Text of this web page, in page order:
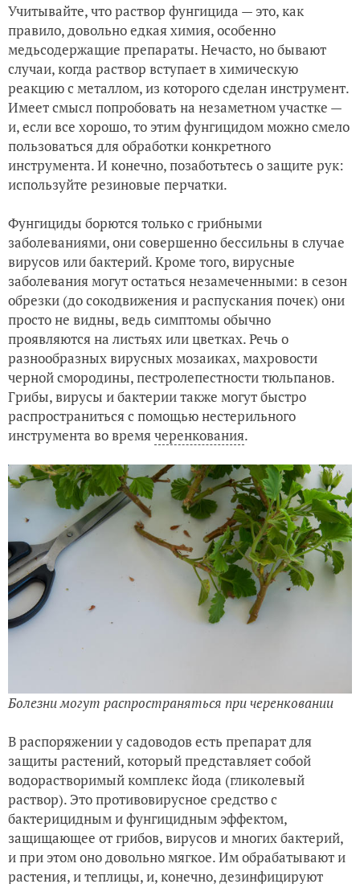
Учитывайте, что раствор фунгицида — это, как
правило, довольно едкая химия, особенно
медьсодержащие препараты. Нечасто, но бывают
случаи, когда раствор вступает в химическую
реакцию с металлом, из которого сделан инструмент.
Имеет смысл попробовать на незаметном участке —
и, если все хорошо, то этим фунгицидом можно смело
пользоваться для обработки конкретного
инструмента. И конечно, позаботьтесь о защите рук:
используйте резиновые перчатки.
Фунгициды борются только с грибными
заболеваниями, они совершенно бессильны в случае
вирусов или бактерий. Кроме того, вирусные
заболевания могут остаться незамеченными: в сезон
обрезки (до сокодвижения и распускания почек) они
просто не видны, ведь симптомы обычно
проявляются на листьях или цветках. Речь о
разнообразных вирусных мозаиках, махровости
черной смородины, пестролепестности тюльпанов.
Грибы, вирусы и бактерии также могут быстро
распространиться с помощью нестерильного
инструмента во времячеренкования.
Болезни могут распространяться при черенковании
В распоряжении у садоводов есть препарат для
защиты растений, который представляет собой
водорастворимый комплекс йода (гликолевый
раствор). Это противовирусное средство с
бактерицидным и фунгицидным эффектом,
защищающее от грибов, вирусов и многих бактерий,
и при этом оно довольно мягкое. Им обрабатывают и
растения, итеплицы, и, конечно, дезинфицируют